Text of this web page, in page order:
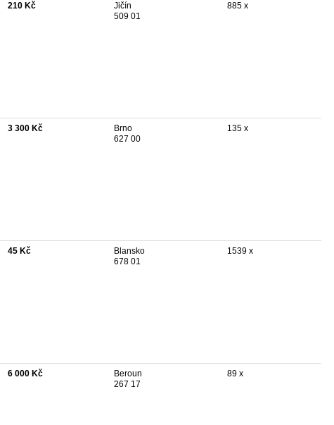
210 Kč
Jičín
509 01
885 x
3 300 Kč
Brno
627 00
135 x
45 Kč
Blansko
678 01
1539 x
6 000 Kč
Beroun
267 17
89 x